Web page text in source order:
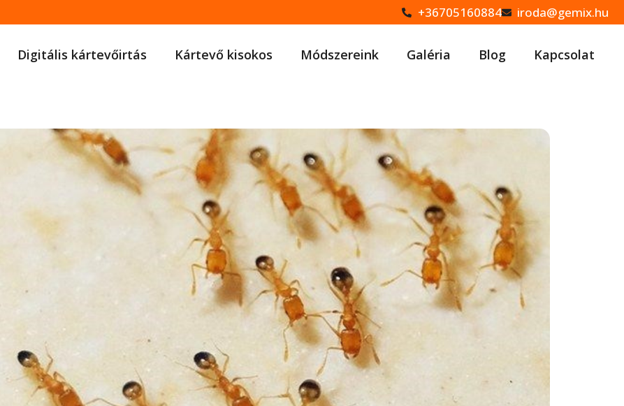
+36705160884 iroda@gemix.hu
Digitális kártevőirtás Kártevő kisokos Módszereink Galéria Blog Kapcsolat